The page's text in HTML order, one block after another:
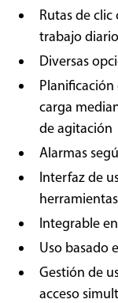
Rutas de
trabajo diario
Diversas
carga
de agitación
Alarmas
Interfaz de
herramientas
Integrable
Uso basado
Gestión de
acceso